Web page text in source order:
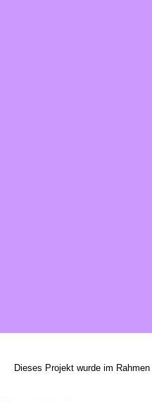
Dieses Projekt wurde im